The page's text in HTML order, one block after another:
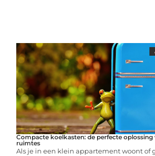
Compacte koelkasten: de perfecte oplossing
ruimtes
Als je in een klein appartement woont of